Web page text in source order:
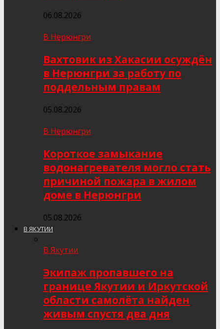
06.08.2026
В Нерюнгри
Вахтовик из Хакасии осуждён
в Нерюнгри за работу по
поддельным правам
05.08.2026
В Нерюнгри
Короткое замыкание
водонагревателя могло стать
причиной пожара в жилом
доме в Нерюнгри
05.08.2026
В ЯКУТИИ
В Якутии
Экипаж пропавшего на
границе Якутии и Иркутской
области самолёта найден
живым спустя два дня